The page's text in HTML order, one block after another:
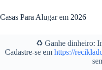
para
o
Casas Para Alugar em 2026
♻️ Ganhe dinheiro:
Cadastre-se em https://